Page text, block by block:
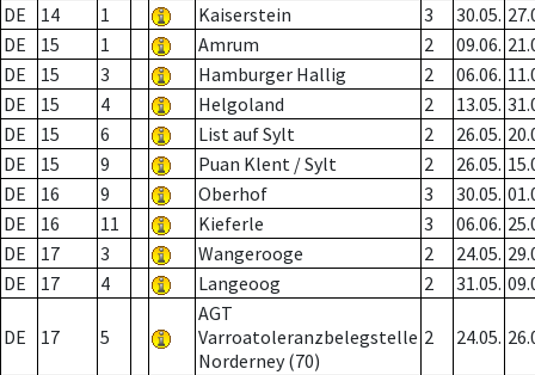
DE
14 1 Kaiserstein 3 30.05.
DE
15 1 Amrum 2 09.06.
DE
15 3 Hamburger Hallig 2 06.06.
DE
15 4 Helgoland 2 13.05.
DE
15 6 List auf Sylt 2 26.05.
DE
15 9 Puan Klent / Sylt 2 26.05.
DE
16 9 Oberhof 3 30.05.
DE
16 11 Kieferle 3 06.06.
DE
17 3 Wangerooge 2 24.05.
DE
17 4 Langeoog 2 31.05.
DE 17 5
AGT
Varroatoleranzbelegstelle
Norderney (70)
2 24.05.